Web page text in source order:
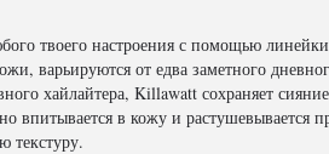
твоего настроения с помощью
варьируются от едва заметного
хайлайтера, Killawatt сохраняет
впитывается в кожу и
текстуру.